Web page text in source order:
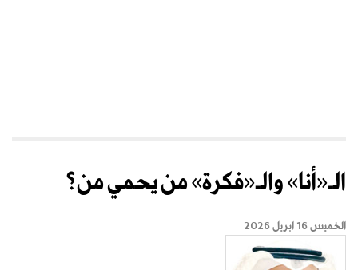
الـ«أنا» والـ«فكرة» من يحمي من؟
الخميس 16 ابريل 2026